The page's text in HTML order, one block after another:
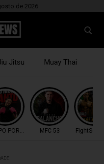
de 2026
Jitsu Muay Thai
PORTUGAL MFC 53